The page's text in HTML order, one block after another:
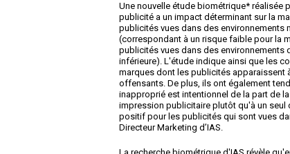
Une nouvelle étude biométrique* réalisée
publicité a un impact déterminant sur la
publicités vues dans des environnements
(correspondant à un risque faible pour la
publicités vues dans des environnements
inférieure). L'étude indique ainsi que les
marques dont les publicités apparaissent
offensants. De plus, ils ont également
inapproprié est intentionnel de la part de
impression publicitaire plutôt qu'à un seul
positif pour les publicités qui sont vues
Directeur Marketing d’IAS.